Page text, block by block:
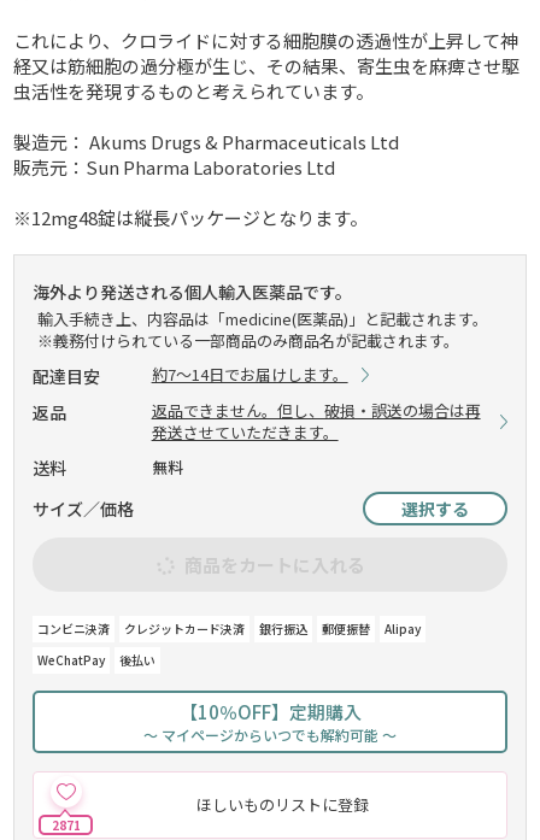
これにより、クロライドに対する細胞膜の透過性が上昇して神
経又は筋細胞の過分極が生じ、その結果、寄生虫を麻痺させ駆
虫活性を発現するものと考えられています。
製造元： Akums Drugs & Pharmaceuticals Ltd
販売元：Sun Pharma Laboratories Ltd
※12mg48錠は縦長パッケージとなります。
海外より発送される個人輸入医薬品です。
輸入手続き上、内容品は「medicine(医薬品)」と記載されます。
※義務付けられている一部商品のみ商品名が記載されます。
配達目安 約7～14日でお届けします。
返品
返品できません。但し、破損・誤送の場合は再
発送させていただきます。
送料 無料
サイズ／価格 選択する
商品をカートに入れる
コンビニ決済 クレジットカード決済 銀行振込 郵便振替
Alipay
WeChatPay
後払い
【10％OFF】定期購入
～ マイページからいつでも解約可能 ～
ほしいものリストに登録
2871